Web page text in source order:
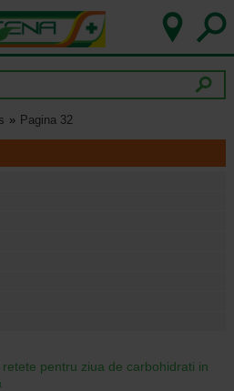
Pagina 32
retete pentru ziua de carbohidrati in